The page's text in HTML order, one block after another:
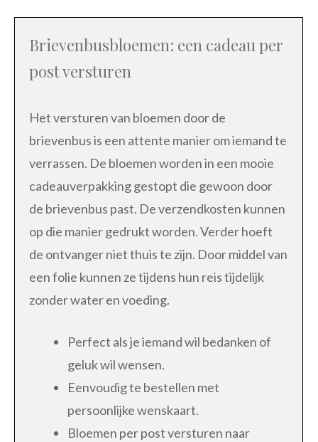
Brievenbusbloemen: een cadeau per
post versturen
Het versturen van bloemen door de
brievenbus is een attente manier om iemand te
verrassen. De bloemen worden in een mooie
cadeauverpakking gestopt die gewoon door
de brievenbus past. De verzendkosten kunnen
op die manier gedrukt worden. Verder hoeft
de ontvanger niet thuis te zijn. Door middel van
een folie kunnen ze tijdens hun reis tijdelijk
zonder water en voeding.
Perfect als je iemand wil bedanken of
geluk wil wensen.
Eenvoudig te bestellen met
persoonlijke wenskaart.
Bloemen per post versturen naar